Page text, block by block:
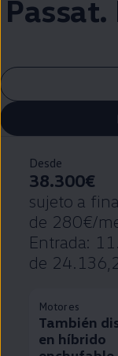
Passat.
Desde
38.300€
sujeto a
de 280€/
Entrada:
de
Motores
También
en híbrido